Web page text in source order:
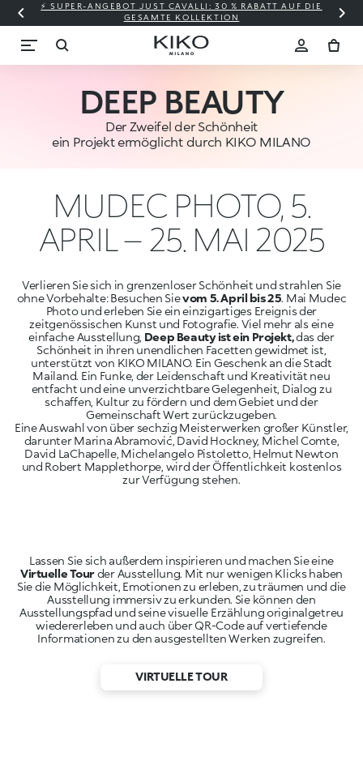
⚡ SUPER-ANGEBOT JUST CAVALLI: 30 % RABATT AUF DIE
GESAMTE KOLLEKTION
DEEP BEAUTY
Der Zweifel der Schönheit
ein Projekt ermöglicht durch KIKO MILANO
MUDEC PHOTO, 5.
APRIL – 25. MAI 2025
Verlieren Sie sich in grenzenloser Schönheit und strahlen Sie
ohne Vorbehalte: Besuchen Sievom 5. April bis 25. Mai Mudec
Photo und erleben Sie ein einzigartiges Ereignis der
zeitgenössischen Kunst und Fotografie. Viel mehr als eine
einfache Ausstellung, Deep Beauty ist ein Projekt,das der
Schönheit in ihren unendlichen Facetten gewidmet ist,
unterstützt von KIKO MILANO. Ein Geschenk an die Stadt
Mailand. Ein Funke, der Leidenschaft und Kreativität neu
entfacht und eine unverzichtbare Gelegenheit, Dialog zu
schaffen, Kultur zu fördern und dem Gebiet und der
Gemeinschaft Wert zurückzugeben.
Eine Auswahl von über sechzig Meisterwerken großer Künstler,
darunter Marina Abramović, David Hockney, Michel Comte,
David LaChapelle, Michelangelo Pistoletto, Helmut Newton
und Robert Mapplethorpe, wird der Öffentlichkeit kostenlos
zur Verfügung stehen.
Lassen Sie sich außerdem inspirieren und machen Sie eine
Virtuelle Tourder Ausstellung. Mit nur wenigen Klicks haben
Sie die Möglichkeit, Emotionen zu erleben, zu träumen und die
Ausstellung immersiv zu erkunden. Sie können den
Ausstellungspfad und seine visuelle Erzählung originalgetreu
wiedererleben und auch über QR-Code auf vertiefende
Informationen zu den ausgestellten Werken zugreifen.
VIRTUELLE TOUR